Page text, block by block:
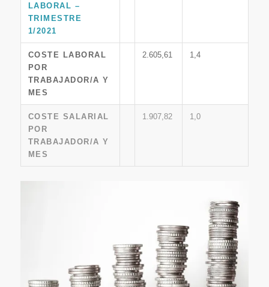
LABORAL –
TRIMESTRE
1/2021
COSTE LABORAL
POR
TRABAJADOR/A Y
MES
2.605,61 1,4
COSTE SALARIAL
POR
TRABAJADOR/A Y
MES
1.907,82 1,0